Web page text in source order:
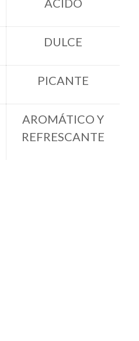
ÁCIDO
DULCE
PICANTE
AROMÁTICO Y
REFRESCANTE